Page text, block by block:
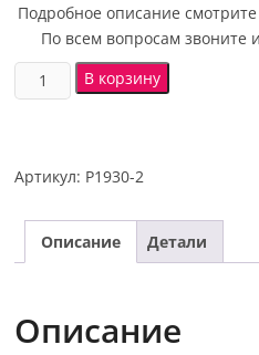
Подробное описание
По всем вопросам звоните
В корзину
Артикул: P1930-2
Описание Детали
Описание